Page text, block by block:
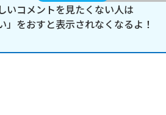
いコメントを見たくない人は
」をおすと表示されなくなるよ！